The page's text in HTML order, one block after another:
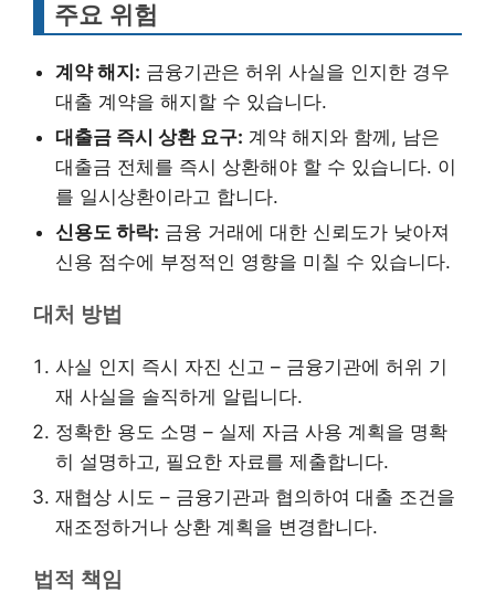
주요 위험
계약 해지: 금융기관은 허위 사실을 인지한 경우
대출 계약을 해지할 수 있습니다.
대출금 즉시 상환 요구: 계약 해지와 함께, 남은
대출금 전체를 즉시 상환해야 할 수 있습니다. 이
를 일시상환이라고 합니다.
신용도 하락: 금융 거래에 대한 신뢰도가 낮아져
신용 점수에 부정적인 영향을 미칠 수 있습니다.
대처 방법
사실 인지 즉시 자진 신고 – 금융기관에 허위 기
재 사실을 솔직하게 알립니다.
정확한 용도 소명 – 실제 자금 사용 계획을 명확
히 설명하고, 필요한 자료를 제출합니다.
재협상 시도 – 금융기관과 협의하여 대출 조건을
재조정하거나 상환 계획을 변경합니다.
법적 책임